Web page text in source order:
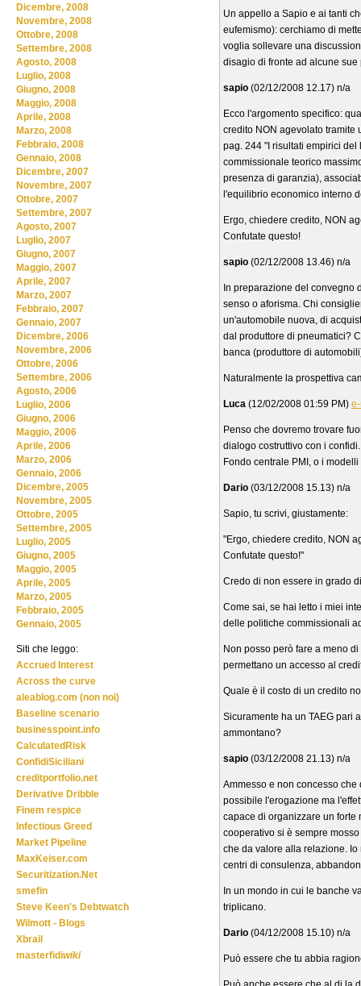
Un appello a Sapio e ai tanti
eufemismo): cerchiamo di
voglia sollevare una
disagio di fronte ad alcune
sapio (02/12/2008 12.17) n/a
Ecco l'argomento specifico:
credito NON agevolato tramite
pag. 244 "I risultati empirici
commissionale teorico
presenza di garanzia),
l'equilibrio economico interno
Ergo, chiedere credito, NON
Confutate questo!
sapio (02/12/2008 13.46) n/a
In preparazione del convegno
senso o aforisma. Chi
un'automobile nuova, di
dal produttore di pneumatici?
banca (produttore di
Naturalmente la prospettiva
Luca (12/02/2008 01:59 PM)
Penso che dovremo trovare
dialogo costruttivo con i
Fondo centrale PMI, o i
Dario (03/12/2008 15.13) n/a
Sapio, tu scrivi, giustamente:
"Ergo, chiedere credito, NON
Confutate questo!"
Credo di non essere in grado
Come sai, se hai letto i miei
delle politiche commissionali
Non posso però fare a meno
permettano un accesso al
Quale è il costo di un credito
Sicuramente ha un TAEG pari
ammontano?
sapio (03/12/2008 21.13) n/a
Ammesso e non concesso
possibile l'erogazione ma
capace di organizzare un forte
cooperativo si è sempre
che da valore alla relazione.
centri di consulenza,
In un mondo in cui le banche
triplicano.
Dario (04/12/2008 15.10) n/a
Può essere che tu abbia
Dicembre, 2008
Novembre, 2008
Ottobre, 2008
Settembre, 2008
Agosto, 2008
Luglio, 2008
Giugno, 2008
Maggio, 2008
Aprile, 2008
Marzo, 2008
Febbraio, 2008
Gennaio, 2008
Dicembre, 2007
Novembre, 2007
Ottobre, 2007
Settembre, 2007
Agosto, 2007
Luglio, 2007
Giugno, 2007
Maggio, 2007
Aprile, 2007
Marzo, 2007
Febbraio, 2007
Gennaio, 2007
Dicembre, 2006
Novembre, 2006
Ottobre, 2006
Settembre, 2006
Agosto, 2006
Luglio, 2006
Giugno, 2006
Maggio, 2006
Aprile, 2006
Marzo, 2006
Gennaio, 2006
Dicembre, 2005
Novembre, 2005
Ottobre, 2005
Settembre, 2005
Luglio, 2005
Giugno, 2005
Maggio, 2005
Aprile, 2005
Marzo, 2005
Febbraio, 2005
Gennaio, 2005
Siti che leggo:
Accrued Interest
Across the curve
aleablog.com (non noi)
Baseline scenario
businesspoint.info
CalculatedRisk
ConfidiSiciliani
creditportfolio.net
Derivative Dribble
Finem respice
Infectious Greed
Market Pipeline
MaxKeiser.com
Securitization.Net
smefin
Steve Keen's Debtwatch
Wilmott - Blogs
Xbrail
masterfidiwiki